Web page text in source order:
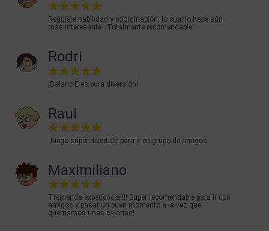
Requiere habilidad y coordinación, lo cual lo hace aún
más interesante. ¡Totalmente recomendable!
Rodri
¡Balanc-E es pura diversión!
Raul
Juego súper divertido para ir en grupo de amigos
Maximiliano
Tremenda experiencia!!!! Super recomendable para ir con
amigos y pasar un buen momento a la vez que
quemamos unas calorias!